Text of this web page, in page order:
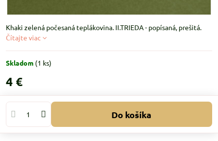
Khaki zelená počesaná teplákovina. II.TRIEDA - popísaná, prešitá.
Čítajte viac
Skladom (1 ks)
4 €
Do košíka